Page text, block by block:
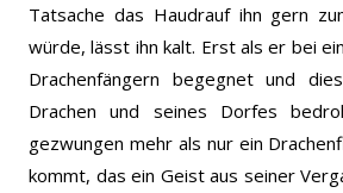
Tatsache das Haudrauf ihn gern
würde, lässt ihn kalt. Erst als er bei
Drachenfängern begegnet und
Drachen und seines Dorfes
gezwungen mehr als nur ein
kommt, das ein Geist aus seiner